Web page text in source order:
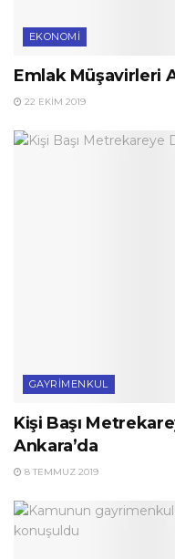
EKONOMI
Emlak Müşavirleri
22 EKIM 2019
GAYRIMENKUL
Kişi Başı
Ankara’da
8 TEMMUZ 2019